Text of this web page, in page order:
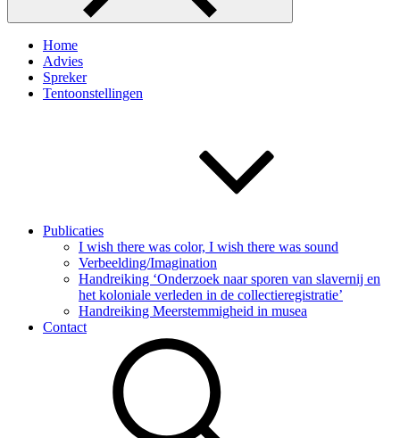
Home
Advies
Spreker
Tentoonstellingen
Publicaties
I wish there was color, I wish there was sound
Verbeelding/Imagination
Handreiking ‘Onderzoek naar sporen van slavernij en
het koloniale verleden in de collectieregistratie’
Handreiking Meerstemmigheid in musea
Contact